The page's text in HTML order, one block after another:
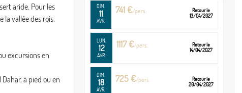
aride. Pour les
la vallée des rois,
excursions en
à pied ou en
DIM.
11
AVR.
741 €/pers.
Retour le
13/04/2027
LUN.
12
AVR.
1117 €/pers.
Retour le
14/04/2027
DIM.
18
AVR.
725 €/pers.
Retour le
20/04/2027